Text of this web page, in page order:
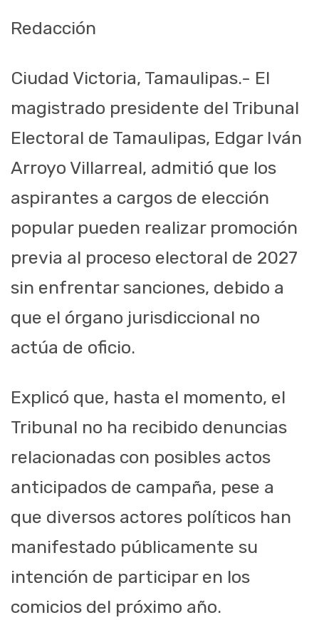
Redacción
Ciudad Victoria, Tamaulipas.- El
magistrado presidente del Tribunal
Electoral de Tamaulipas, Edgar Iván
Arroyo Villarreal, admitió que los
aspirantes a cargos de elección
popular pueden realizar promoción
previa al proceso electoral de 2027
sin enfrentar sanciones, debido a
que el órgano jurisdiccional no
actúa de oficio.
Explicó que, hasta el momento, el
Tribunal no ha recibido denuncias
relacionadas con posibles actos
anticipados de campaña, pese a
que diversos actores políticos han
manifestado públicamente su
intención de participar en los
comicios del próximo año.